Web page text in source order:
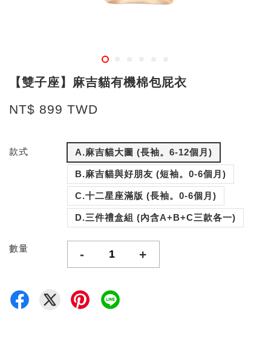
【雙子座】麻吉貓有機棉包屁衣
NT$ 899 TWD
款式 A.麻吉貓大圖 (長袖。6-12個月)
B.麻吉貓與好朋友 (短袖。0-6個月)
C.十二星座滿版 (長袖。0-6個月)
D.三件禮盒組 (內含A+B+C三款各一)
數量 - +